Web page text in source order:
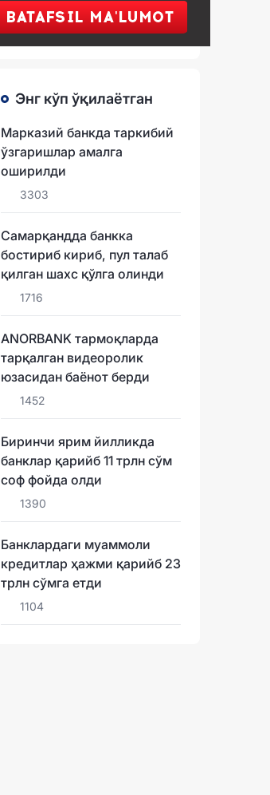
Энг кўп ўқилаётган
Марказий банкда таркибий
ўзгаришлар амалга
оширилди
3303
Самарқандда банкка
бостириб кириб, пул талаб
қилган шахс қўлга олинди
1716
ANORBANK тармоқларда
тарқалган видеоролик
юзасидан баёнот берди
1452
Биринчи ярим йилликда
банклар қарийб 11 трлн сўм
соф фойда олди
1390
Банклардаги муаммоли
кредитлар ҳажми қарийб 23
трлн сўмга етди
1104